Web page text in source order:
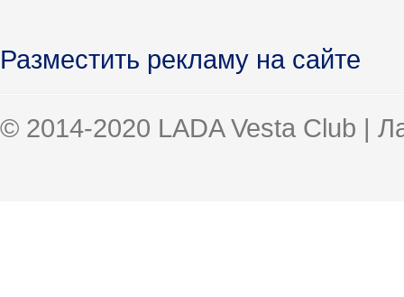
Разместить рекламу на сайте
© 2014-2020 LADA Vesta Club |